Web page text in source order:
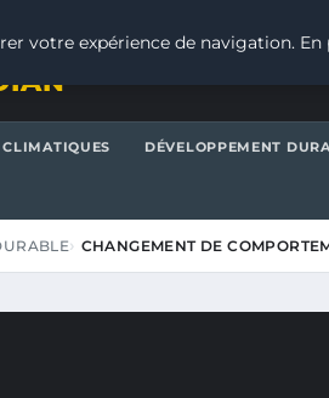
DÉVELOPPEMENT
CHANGEMENT DE
votre expérience de navigation.